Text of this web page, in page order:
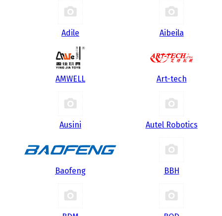
Adile Aibeila
AMWELL Art-tech
Ausini Autel Robotics
Baofeng BBH